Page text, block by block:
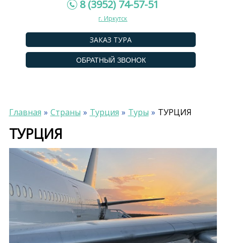
ЗАКАЗ ТУРА
ОБРАТНЫЙ ЗВОНОК
8 (3952) 74-57-51
г. Иркутск
Главная Страны Турция Туры ТУРЦИЯ
ТУРЦИЯ